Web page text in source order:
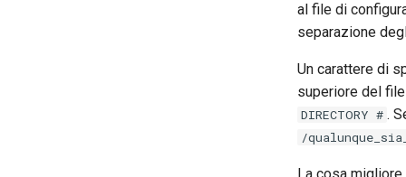
al file di
separazione
Un carattere di
superiore del
DIRECTORY # .
/